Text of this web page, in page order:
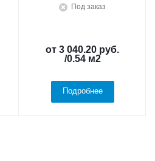
Под заказ
от 3 040.20 руб.
/0.54 м2
Подробнее